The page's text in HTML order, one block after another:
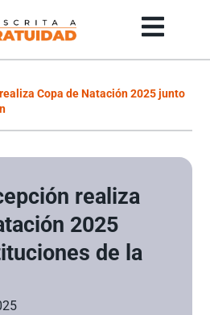
Copa de Natación 2025 junto
realiza
2025
de la